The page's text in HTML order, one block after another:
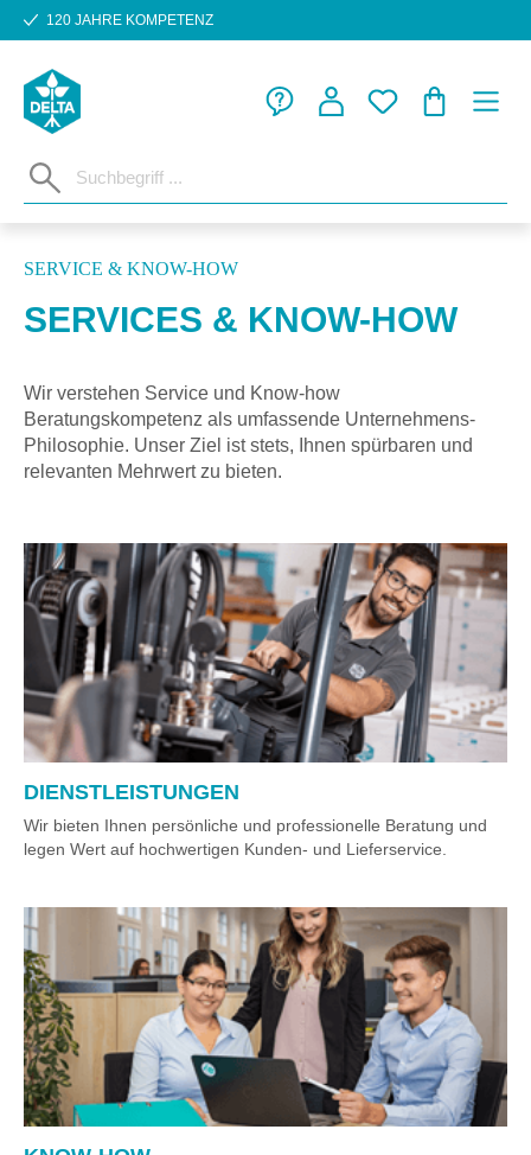
Zum Hauptinhalt springen
120 JAHRE KOMPETENZ
SERVICE & KNOW-HOW
SERVICES & KNOW-HOW
Wir verstehen Service und Know-how
Beratungskompetenz als umfassende Unternehmens-
Philosophie. Unser Ziel ist stets, Ihnen spürbaren und
relevanten Mehrwert zu bieten.
DIENSTLEISTUNGEN
Wir bieten Ihnen persönliche und professionelle Beratung und
legen Wert auf hochwertigen Kunden- und Lieferservice.